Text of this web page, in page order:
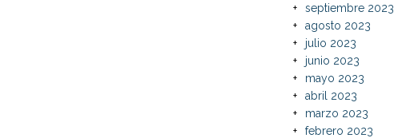
septiembre 2023
agosto 2023
julio 2023
junio 2023
mayo 2023
abril 2023
marzo 2023
febrero 2023